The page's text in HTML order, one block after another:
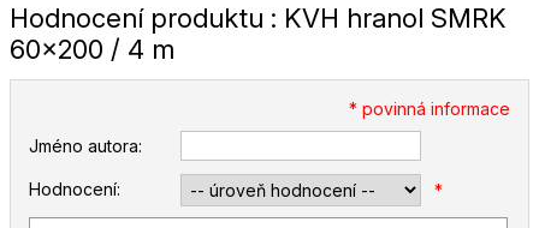
Hodnocení produktu : KVH hranol SMRK
60×200 / 4 m
* povinná informace
Jméno autora:
Hodnocení: *